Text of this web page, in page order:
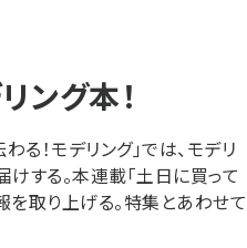
ング本！
！モデリング」では、モデリ
する。本連載「土日に買って
を取り上げる。特集とあわせて